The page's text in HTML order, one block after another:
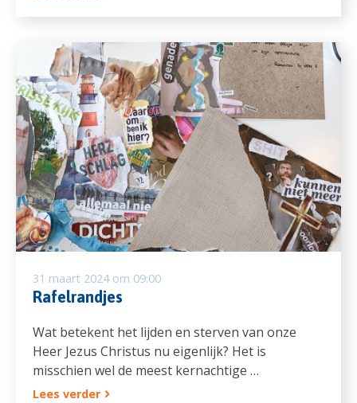
31 maart 2024 om 09:00
Rafelrandjes
Wat betekent het lijden en sterven van onze
Heer Jezus Christus nu eigenlijk? Het is
misschien wel de meest kernachtige …
Lees verder